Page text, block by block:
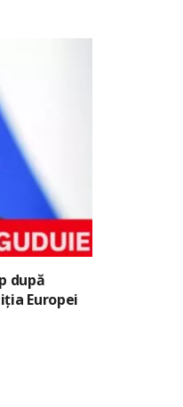
după
Europei